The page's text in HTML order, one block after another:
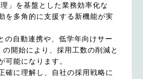
」を基盤とした業務効率化な
を多角的に支援する新機能が実
の自動連携や、低学年向けサー
の開始により、採用工数の削減と
可能になります。
確に理解し、自社の採用戦略に